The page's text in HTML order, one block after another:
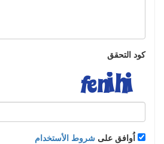
كود التحقق
اُوافق على شروط الأستخدام